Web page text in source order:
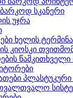
ბარკოდ სკანერი
უჯრა
ხელის
პლასტუკური